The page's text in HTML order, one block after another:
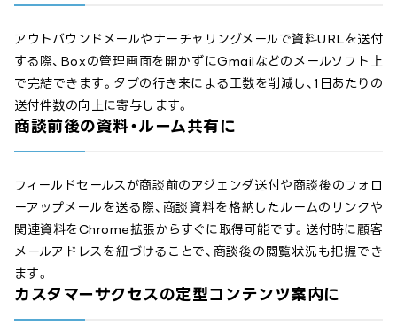
アウトバウンドメールやナーチャリングメールで資料URLを送付
する際、Boxの管理画面を開かずにGmailなどのメールソフト上
で完結できます。タブの行き来による工数を削減し、1日あたりの
送付件数の向上に寄与します。
商談前後の資料・ルーム共有に
フィールドセールスが商談前のアジェンダ送付や商談後のフォロ
ーアップメールを送る際、商談資料を格納したルームのリンクや
関連資料をChrome拡張からすぐに取得可能です。送付時に顧客
メールアドレスを紐づけることで、商談後の閲覧状況も把握でき
ます。
カスタマーサクセスの定型コンテンツ案内に